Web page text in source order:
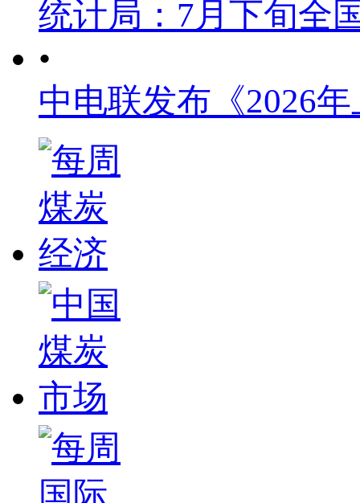
统计局：7月下旬全
•
中电联发布《2026